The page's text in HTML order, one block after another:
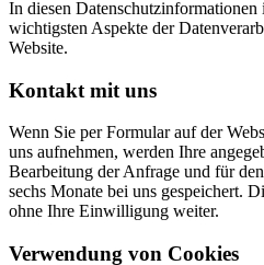
In diesen
wichtigsten Aspekte der
Website.
Kontakt mit uns
Wenn Sie per Formular auf der
uns aufnehmen, werden Ihre
Bearbeitung der Anfrage und für
sechs Monate bei uns gespeichert.
ohne Ihre Einwilligung weiter.
Verwendung von Cookies